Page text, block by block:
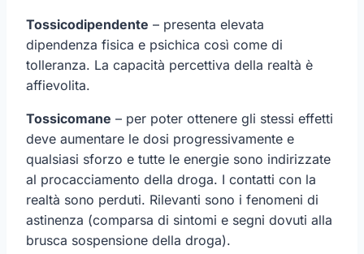
Tossicodipendente – presenta elevata
dipendenza fisica e psichica così come di
tolleranza. La capacità percettiva della realtà è
affievolita.
Tossicomane – per poter ottenere gli stessi effetti
deve aumentare le dosi progressivamente e
qualsiasi sforzo e tutte le energie sono indirizzate
al procacciamento della droga. I contatti con la
realtà sono perduti. Rilevanti sono i fenomeni di
astinenza (comparsa di sintomi e segni dovuti alla
brusca sospensione della droga).